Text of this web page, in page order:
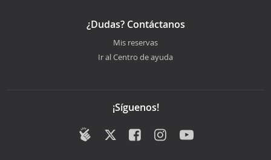
¿Dudas? Contáctanos
Mis reservas
Ir al Centro de ayuda
¡Síguenos!